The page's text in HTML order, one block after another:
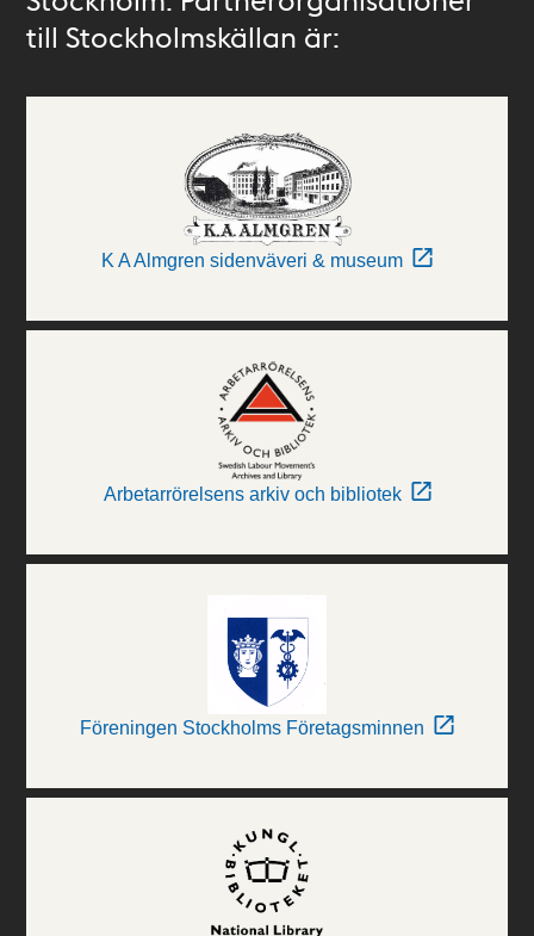
till Stockholmskällan är:
K A Almgren sidenväveri & museum
Arbetarrörelsens arkiv och bibliotek
Föreningen Stockholms Företagsminnen